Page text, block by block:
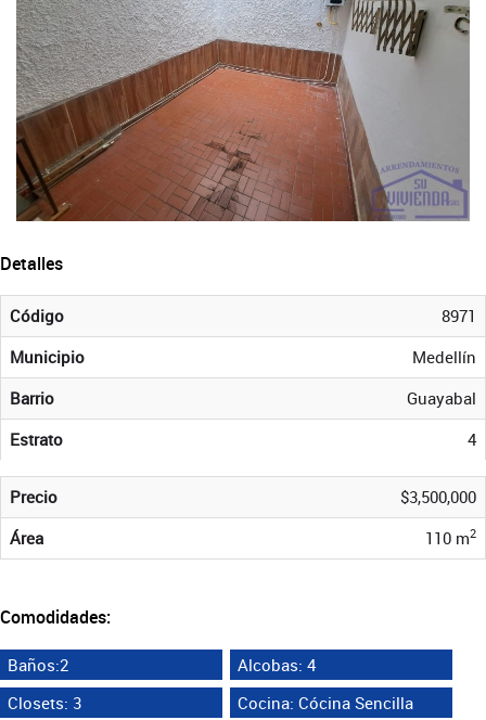
Detalles
Código
8971
Municipio
Medellín
Barrio
Guayabal
Estrato
4
Precio
$3,500,000
Área
110 m2
Comodidades:
Baños:2
Alcobas: 4
Closets: 3
Cocina: Cócina Sencilla